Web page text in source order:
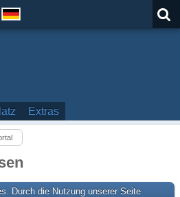
Extras
Durch die Nutzung unserer Seite